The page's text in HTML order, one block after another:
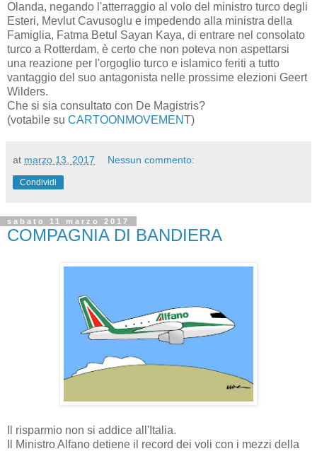
Olanda, negando l'atterraggio al volo del ministro turco degli
Esteri, Mevlut Cavusoglu e impedendo alla ministra della
Famiglia, Fatma Betul Sayan Kaya, di entrare nel consolato
turco a Rotterdam, è certo che non poteva non aspettarsi
una reazione per l'orgoglio turco e islamico feriti a tutto
vantaggio del suo antagonista nelle prossime elezioni Geert
Wilders.
Che si sia consultato con De Magistris?
(votabile su CARTOONMOVEMENT)
at marzo 13, 2017 Nessun commento:
Condividi
sabato 11 marzo 2017
COMPAGNIA DI BANDIERA
Il risparmio non si addice all'Italia.
Il Ministro Alfano detiene il record dei voli con i mezzi della